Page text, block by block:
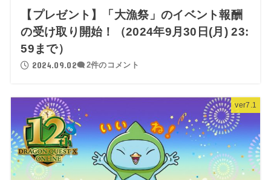
【プレゼント】「大漁祭」のイベント報酬
の受け取り開始！（2024年9月30日(月) 23:
59まで）
2024.09.02 2件のコメント
ver7.1